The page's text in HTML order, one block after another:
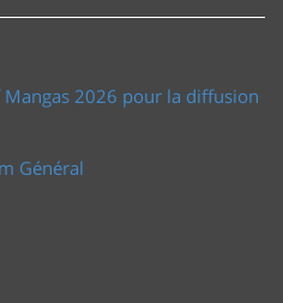
Mangas 2026 pour la diffusion
Général